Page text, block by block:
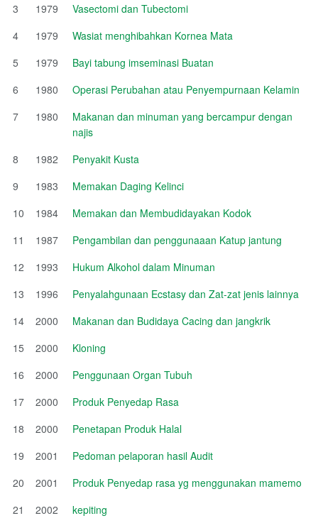
3
1979
Vasectomi dan Tubectomi
4
1979
Wasiat menghibahkan Kornea Mata
5
1979
Bayi tabung imseminasi Buatan
6
1980
Operasi Perubahan atau Penyempurnaan Kelamin
7
1980
Makanan dan minuman yang bercampur dengan
najis
8
1982
Penyakit Kusta
9
1983
Memakan Daging Kelinci
10
1984
Memakan dan Membudidayakan Kodok
11
1987
Pengambilan dan penggunaaan Katup jantung
12
1993
Hukum Alkohol dalam Minuman
13
1996
Penyalahgunaan Ecstasy dan Zat-zat jenis lainnya
14
2000
Makanan dan Budidaya Cacing dan jangkrik
15
2000
Kloning
16
2000
Penggunaan Organ Tubuh
17
2000
Produk Penyedap Rasa
18
2000
Penetapan Produk Halal
19
2001
Pedoman pelaporan hasil Audit
20
2001
Produk Penyedap rasa yg menggunakan mamemo
21
2002
kepiting